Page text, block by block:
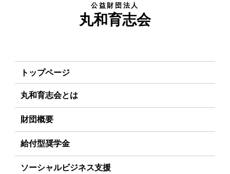
公益財団法人
丸和育志会
トップページ
丸和育志会とは
理事長あいさつ
丸和育志会の目指す未来
学生のみなさんへ
財団概要
理念
給付型奨学金
事業方針
ソーシャルビジネス支援